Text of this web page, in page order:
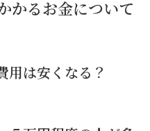
かるお金について
用は安くなる？